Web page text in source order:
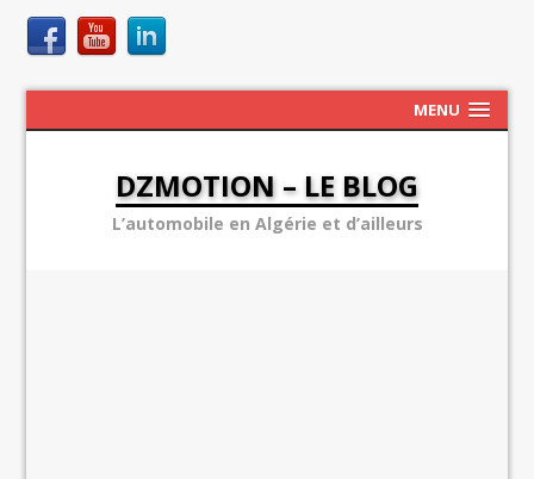
MENU
DZMOTION – LE BLOG
L’automobile en Algérie et d’ailleurs